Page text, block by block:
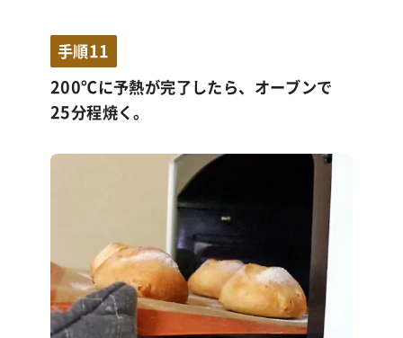
手順11
200℃に予熱が完了したら、オーブンで
25分程焼く。